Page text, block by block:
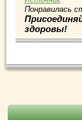
Понравилась
здоровы!